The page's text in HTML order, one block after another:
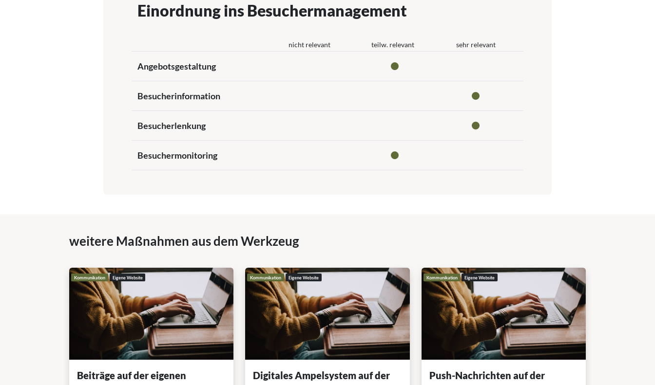
Einordnung ins Besuchermanagement
nicht relevant teilw. relevant sehr relevant
Angebotsgestaltung
Besucherinformation
Besucherlenkung
Besuchermonitoring
weitere Maßnahmen aus dem Werkzeug
Kommunikation Eigene Website
Beiträge auf der eigenen
Kommunikation Eigene Website
Digitales Ampelsystem auf der
Kommunikation Eigene Website
Push-Nachrichten auf der